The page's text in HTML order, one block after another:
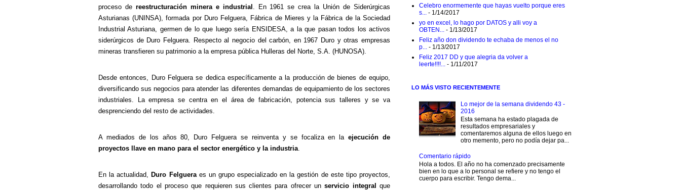
proceso de reestructuración minera e industrial
. En 1961 se crea la Unión de Siderúrgicas
Asturianas (UNINSA), formada por Duro Felguera, Fábrica de Mieres y la Fábrica de la Sociedad
Industrial Asturiana, germen de lo que luego sería ENSIDESA, a la que pasan todos los activos
siderúrgicos de Duro Felguera. Respecto al negocio del carbón, en 1967 Duro y otras empresas
mineras transfieren su patrimonio a la empresa pública Hulleras del Norte, S.A. (HUNOSA).
Desde entonces, Duro Felguera se dedica específicamente a la producción de bienes de equipo,
diversificando sus negocios para atender las diferentes demandas de equipamiento de los sectores
industriales. La empresa se centra en el área de fabricación, potencia sus talleres y se va
desprenciendo del resto de actividades.
A mediados de los años 80, Duro Felguera se reinventa y se focaliza en laejecución de
proyectos llave en mano para el sector energético y la industria
En la actualidad, Duro Felgueraes un grupo especializado en la gestión de este tipo proyectos,
desarrollando todo el proceso que requieren sus clientes para ofrecer unservicio integral
que
Celebro enormemente que hayas vuelto porque eres
s... - 1/14/2017
yo en excel, lo hago por DATOS y alli voy a
OBTEN... - 1/13/2017
Feliz año don dividendo te echaba de menos el no
p... - 1/13/2017
Feliz 2017 DD y que alegria da volver a
leerte!!!!... - 1/11/2017
LO MÁS VISTO RECIENTEMENTE
Lo mejor de la semana dividendo 43 -
2016
Esta semana ha estado plagada de
resultados empresariales y
comentaremos alguna de ellos luego en
otro memento, pero no podía dejar pa...
Comentario rápido
Hola a todos. El año no ha comenzado precisamente
bien en lo que a lo personal se refiere y no tengo el
cuerpo para escribir. Tengo dema...